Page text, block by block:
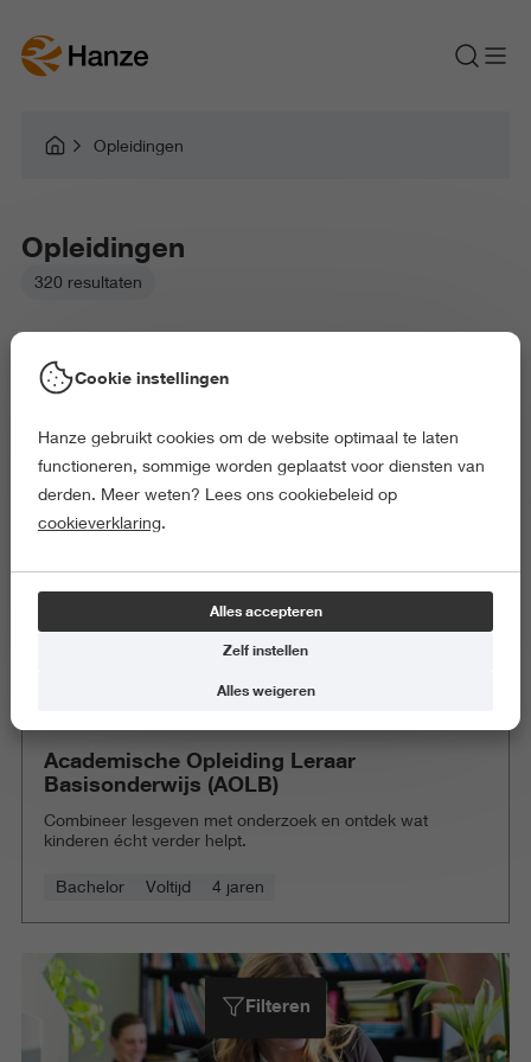
Opleidingen
Opleidingen
320 resultaten
Hulp bij je studiekeuze
Doe de test
Academische Opleiding Leraar
Basisonderwijs (AOLB)
Combineer lesgeven met onderzoek en ontdek wat
kinderen écht verder helpt.
Bachelor Voltijd 4 jaren
Filteren
Cookie instellingen
Hanze gebruikt cookies om de website optimaal te laten
functioneren, sommige worden geplaatst voor diensten van
derden. Meer weten? Lees ons cookiebeleid op
cookieverklaring.
Alles accepteren
Zelf instellen
Alles weigeren